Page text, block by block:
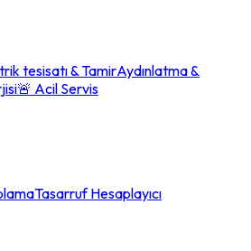
tesisatı & TamirAydınlatma &
🚨 Acil Servis
Tasarruf Hesaplayıcı